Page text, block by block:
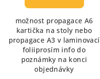
možnost propagace A6
kartička na stoly nebo
propagace A3 v laminovací
foliiprosím info do
poznámky na konci
objednávky